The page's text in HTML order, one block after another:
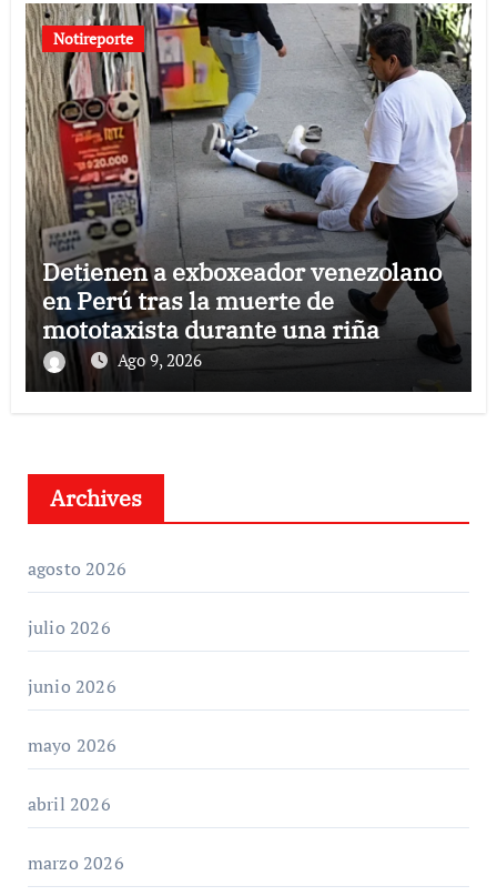
Notireporte
Detienen a exboxeador venezolano
en Perú tras la muerte de
mototaxista durante una riña
Ago 9, 2026
Archives
agosto 2026
julio 2026
junio 2026
mayo 2026
abril 2026
marzo 2026